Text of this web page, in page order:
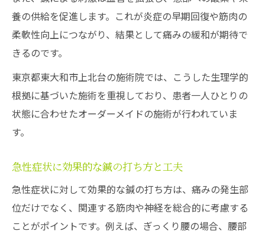
養の供給を促進します。これが炎症の早期回復や筋肉の
柔軟性向上につながり、結果として痛みの緩和が期待で
きるのです。
東京都東大和市上北台の施術院では、こうした生理学的
根拠に基づいた施術を重視しており、患者一人ひとりの
状態に合わせたオーダーメイドの施術が行われていま
す。
急性症状に効果的な鍼の打ち方と工夫
急性症状に対して効果的な鍼の打ち方は、痛みの発生部
位だけでなく、関連する筋肉や神経を総合的に考慮する
ことがポイントです。例えば、ぎっくり腰の場合、腰部